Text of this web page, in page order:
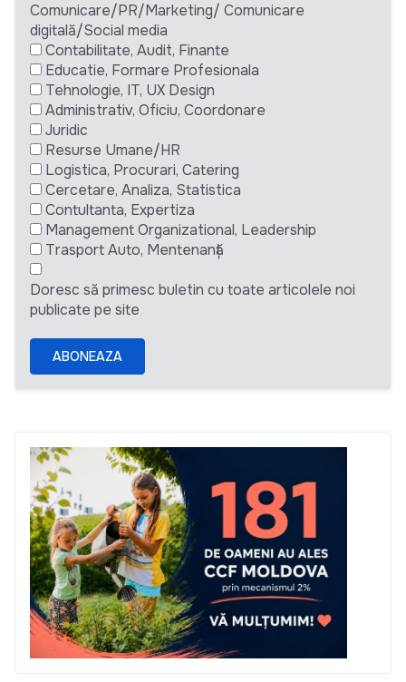
Comunicare/PR/Marketing/ Comunicare
digitală/Social media
Contabilitate, Audit, Finante
Educatie, Formare Profesionala
Tehnologie, IT, UX Design
Administrativ, Oficiu, Coordonare
Juridic
Resurse Umane/HR
Logistica, Procurari, Catering
Cercetare, Analiza, Statistica
Contultanta, Expertiza
Management Organizational, Leadership
Trasport Auto, Mentenanță
Doresc să primesc buletin cu toate articolele noi
publicate pe site
ABONEAZA